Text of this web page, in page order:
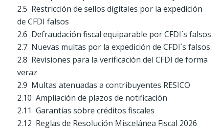
2.5 Restricción de sellos digitales por la expedición
de CFDI falsos
2.6 Defraudación fiscal equiparable por CFDI´s falsos
2.7 Nuevas multas por la expedición de CFDI´s falsos
2.8 Revisiones para la verificación del CFDI de forma
veraz
2.9 Multas atenuadas a contribuyentes RESICO
2.10 Ampliación de plazos de notificación
2.11 Garantías sobre créditos fiscales
2.12 Reglas de Resolución Miscelánea Fiscal 2026